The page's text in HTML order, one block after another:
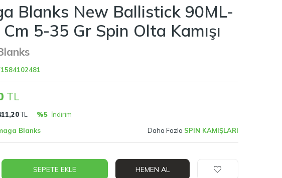
Blanks New Ballistick 90ML-
5-35 Gr Spin Olta Kamışı
TL
TL %5 İndirim
Blanks Daha Fazla SPIN KAMIŞLARI
SEPETE EKLE HEMEN AL